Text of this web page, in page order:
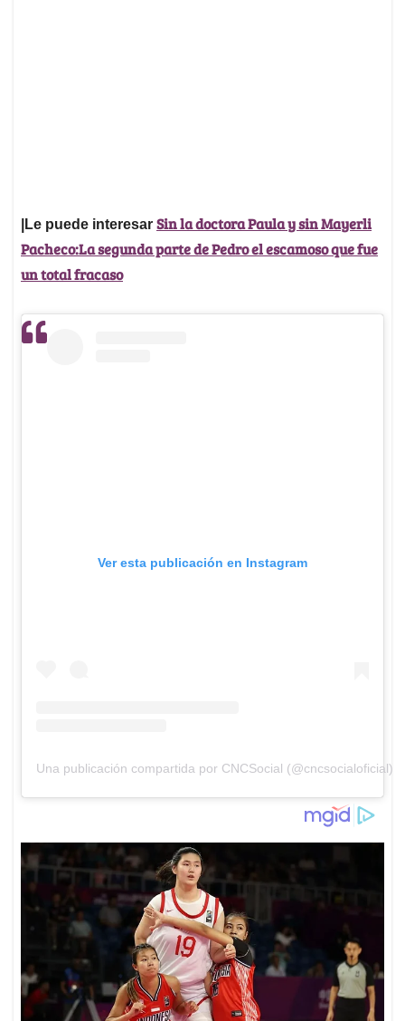
|Le puede interesar Sin la doctora Paula y sin Mayerli
Pacheco:La segunda parte de Pedro el escamoso que fue
un total fracaso
Ver esta publicación en Instagram
Una publicación compartida por CNCSocial (@cncsocialoficial)